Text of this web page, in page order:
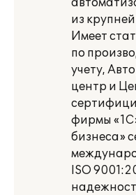
из
Имеет
по
учету,
центр и
фирмы
бизнеса»
ISO